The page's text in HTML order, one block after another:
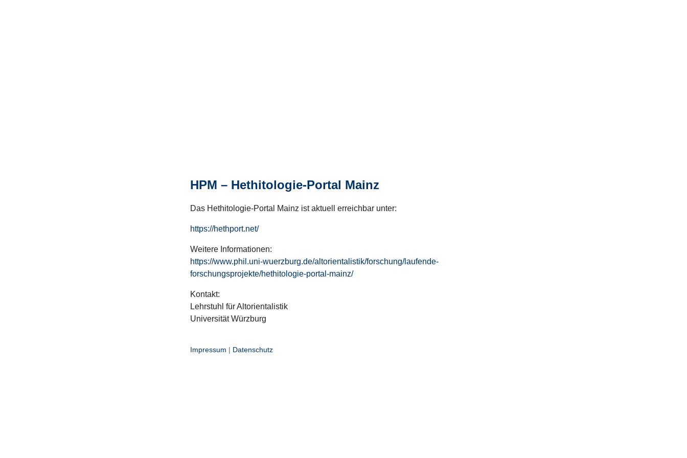
HPM – Hethitologie-Portal Mainz
Das Hethitologie-Portal Mainz ist aktuell erreichbar unter:
https://hethport.net/
Weitere Informationen:
https://www.phil.uni-wuerzburg.de/altorientalistik/forschung/laufende-
forschungsprojekte/hethitologie-portal-mainz/
Kontakt:
Lehrstuhl für Altorientalistik
Universität Würzburg
Impressum | Datenschutz